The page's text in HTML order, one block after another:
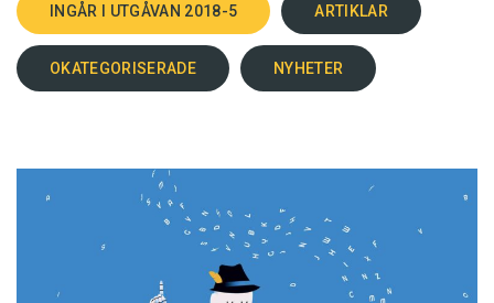
INGÅR I UTGÅVAN 2018-5 ARTIKLAR
OKATEGORISERADE NYHETER